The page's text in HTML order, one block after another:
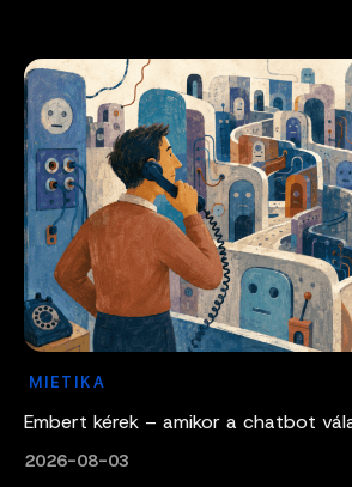
MIETIKA
Embert kérek – amikor a chatbot
2026-08-03